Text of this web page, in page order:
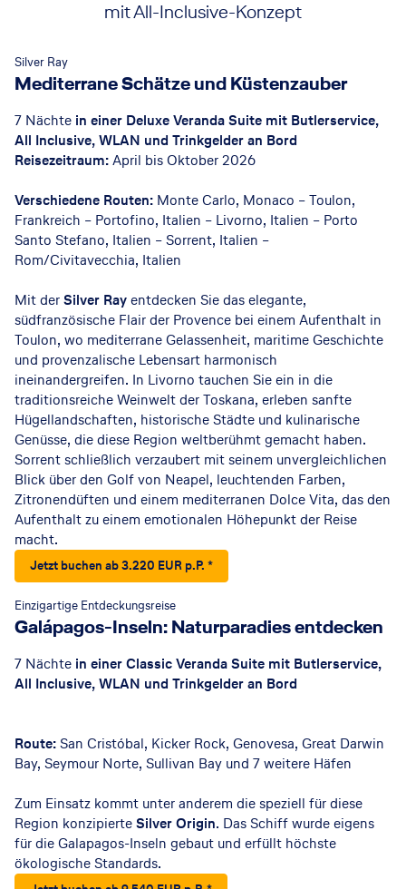
mit All-Inclusive-Konzept
Silver Ray
Mediterrane Schätze und Küstenzauber
7 Nächte in einer Deluxe Veranda Suite mit Butlerservice,
All Inclusive, WLAN und Trinkgelder an Bord
Reisezeitraum:April bis Oktober 2026
Verschiedene Routen: Monte Carlo, Monaco – Toulon,
Frankreich – Portofino, Italien – Livorno, Italien – Porto
Santo Stefano, Italien – Sorrent, Italien –
Rom/Civitavecchia, Italien
Mit derSilver Rayentdecken Sie das elegante,
südfranzösische Flair der Provence bei einem Aufenthalt in
Toulon, wo mediterrane Gelassenheit, maritime Geschichte
und provenzalische Lebensart harmonisch
ineinandergreifen. In Livorno tauchen Sie ein in die
traditionsreiche Weinwelt der Toskana, erleben sanfte
Hügellandschaften, historische Städte und kulinarische
Genüsse, die diese Region weltberühmt gemacht haben.
Sorrentschließlich verzaubert mit seinem unvergleichlichen
Blick über den Golf von Neapel, leuchtenden Farben,
Zitronendüften und einem mediterranen Dolce Vita, das den
Aufenthalt zu einem emotionalen Höhepunkt der Reise
macht.
Jetzt buchen ab 3.220 EUR p.P. *
Einzigartige Entdeckungsreise
Galápagos-Inseln: Naturparadies entdecken
7 Nächte in einer Classic Veranda Suite mit Butlerservice,
All Inclusive, WLAN und Trinkgelder an Bord
Route:San Cristóbal, Kicker Rock, Genovesa, Great Darwin
Bay, Seymour Norte, Sullivan Bay und 7 weitere Häfen
Zum Einsatz kommt unter anderem die speziell für diese
Region konzipierteSilver Origin. Das Schiff wurde eigens
für die Galapagos-Inseln gebaut und erfüllt höchste
ökologische Standards.